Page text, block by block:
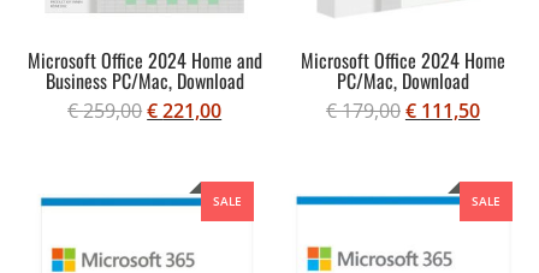
Microsoft Office 2024 Home and
Business PC/Mac, Download
€259,00€221,00
Microsoft Office 2024 Home
PC/Mac, Download
€179,00€ 111,50
SALE SALE